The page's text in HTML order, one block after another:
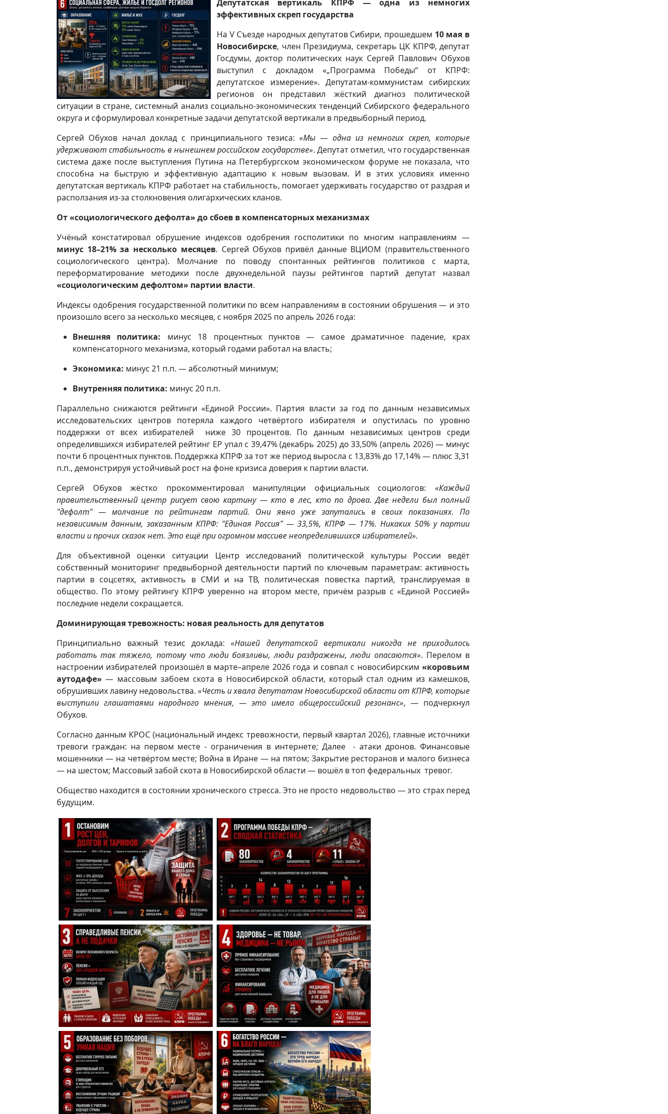
Депутатская вертикаль КПРФ — одна из немногих
эффективных скреп государства
На V Съезде народных депутатов Сибири, прошедшем 10 мая в
Новосибирске, член Президиума, секретарь ЦК КПРФ, депутат
Госдумы, доктор политических наук Сергей Павлович Обухов
выступил с докладом «„Программа Победы“ от КПРФ:
депутатское измерение». Депутатам-коммунистам сибирских
регионов он представил жёсткий диагноз политической
ситуации в стране, системный анализ социально-экономических тенденций Сибирского федерального
округа и сформулировал конкретные задачи депутатской вертикали в предвыборный период.
Сергей Обухов начал доклад с принципиального тезиса:«Мы — одна из немногих скреп, которые
удерживают стабильность в нынешнем российском государстве». Депутат отметил, что государственная
система даже после выступления Путина на Петербургском экономическом форуме не показала, что
способна на быструю и эффективную адаптацию к новым вызовам. И в этих условиях именно
депутатская вертикаль КПРФ работает на стабильность, помогает удерживать государство от раздрая и
расползания из-за столкновения олигархических кланов.
От «социологического дефолта» до сбоев в компенсаторных механизмах
Учёный констатировал обрушение индексов одобрения госполитики по многим направлениям —
минус 18–21% за несколько месяцев. Сергей Обухов привёл данные ВЦИОМ (правительственного
социологического центра). Молчание по поводу спонтанных рейтингов политиков с марта,
переформатирование методики после двухнедельной паузы рейтингов партий депутат назвал
«социологическим дефолтом» партии власти.
Индексы одобрения государственной политики по всем направлениям в состоянии обрушения — и это
произошло всего за несколько месяцев, с ноября 2025 по апрель 2026 года:
Внешняя политика: минус 18 процентных пунктов — самое драматичное падение, крах
компенсаторного механизма, который годами работал на власть;
Экономика: минус 21 п.п. — абсолютный минимум;
Внутренняя политика: минус 20 п.п.
Параллельно снижаются рейтинги «Единой России». Партия власти за год по данным независимых
исследовательских центров потеряла каждого четвёртого избирателя и опустилась по уровню
поддержки от всех избирателей ниже 30 процентов. По данным независимых центров среди
определившихся избирателей рейтинг ЕР упал с 39,47% (декабрь 2025) до 33,50% (апрель 2026) — минус
почти 6 процентных пунктов. Поддержка КПРФ за тот же период выросла с 13,83% до 17,14% — плюс 3,31
п.п., демонстрируя устойчивый рост на фоне кризиса доверия к партии власти.
Сергей Обухов жёстко прокомментировал манипуляции официальных социологов: «Каждый
правительственный центр рисует свою картину — кто в лес, кто по дрова. Две недели был полный
"дефолт" — молчание по рейтингам партий. Они явно уже запутались в своих показаниях. По
независимым данным, заказанным КПРФ: "Единая Россия" — 33,5%, КПРФ — 17%. Никаких 50% у партии
власти и прочих сказок нет. Это ещё при огромном массиве неопределившихся избирателей».
Для объективной оценки ситуации Центр исследований политической культуры России ведёт
собственный мониторинг предвыборной деятельности партий по ключевым параметрам: активность
партии в соцсетях, активность в СМИ и на ТВ, политическая повестка партий, транслируемая в
общество. По этому рейтингу КПРФ уверенно на втором месте, причём разрыв с «Единой Россией»
последние недели сокращается.
Доминирующая тревожность: новая реальность для депутатов
Принципиально важный тезис доклада:«Нашей депутатской вертикали никогда не приходилось
работать так тяжело, потому что люди боязливы, люди раздражены, люди опасаются». Перелом в
настроении избирателей произошёл в марте–апреле 2026 года и совпал с новосибирским «коровьим
аутодафе» — массовым забоем скота в Новосибирской области, который стал одним из камешков,
обрушивших лавину недовольства.«Честь и хвала депутатам Новосибирской области от КПРФ, которые
выступили глашатаями народного мнения, — это имело общероссийский резонанс», — подчеркнул
Обухов.
Согласно данным КРОС (национальный индекс тревожности, первый квартал 2026), главные источники
тревоги граждан: на первом месте - ограничения в интернете; Далее - атаки дронов. Финансовые
мошенники — на четвёртом месте; Война в Иране — на пятом; Закрытие ресторанов и малого бизнеса
— на шестом; Массовый забой скота в Новосибирской области — вошёл в топ федеральных тревог.
Общество находится в состоянии хронического стресса. Это не просто недовольство — это страх перед
будущим.